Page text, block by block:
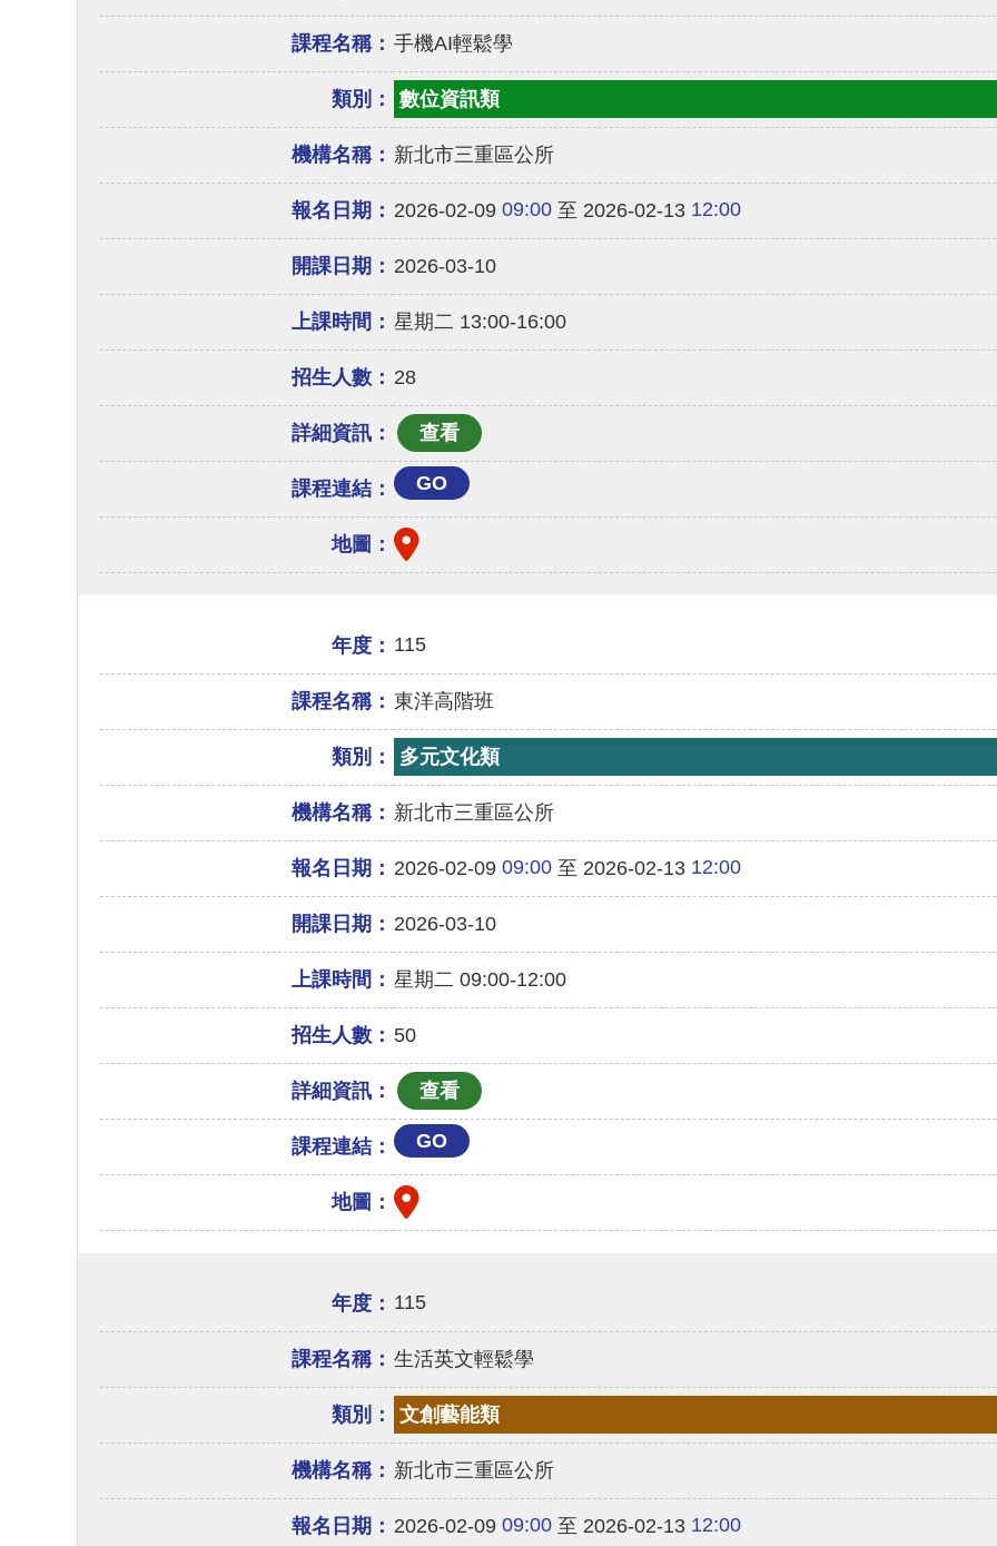
課程名稱： 手機AI輕鬆學
類別： 數位資訊類
機構名稱： 新北市三重區公所
報名日期： 2026-02-0909:00至 2026-02-1312:00
開課日期： 2026-03-10
上課時間： 星期二 13:00-16:00
招生人數： 28
詳細資訊：
課程連結： GO
地圖：
年度： 115
課程名稱： 東洋高階班
類別： 多元文化類
機構名稱： 新北市三重區公所
報名日期： 2026-02-0909:00至 2026-02-1312:00
開課日期： 2026-03-10
上課時間： 星期二 09:00-12:00
招生人數： 50
詳細資訊：
課程連結： GO
地圖：
年度： 115
課程名稱： 生活英文輕鬆學
類別： 文創藝能類
機構名稱： 新北市三重區公所
報名日期： 2026-02-0909:00至 2026-02-1312:00